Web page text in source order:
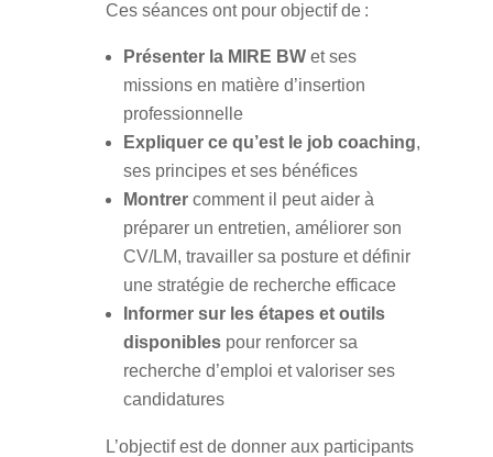
Ces séances ont pour objectif de :
Présenter la MIRE BWet ses
missions en matière d’insertion
professionnelle
Expliquer ce qu’est le job coaching,
ses principes et ses bénéfices
Montrercomment il peut aider à
préparer un entretien, améliorer son
CV/LM, travailler sa posture et définir
une stratégie de recherche efficace
Informer sur les étapes et outils
disponiblespour renforcer sa
recherche d’emploi et valoriser ses
candidatures
L’objectif est de donner aux participants